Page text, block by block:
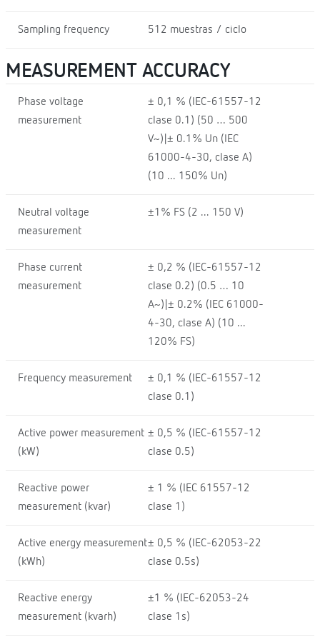
Sampling frequency 512 muestras / ciclo
MEASUREMENT ACCURACY
Phase voltage
measurement
± 0,1 % (IEC-61557-12
clase 0.1) (50 … 500
V~)|± 0.1% Un (IEC
61000-4-30, clase A)
(10 ... 150% Un)
Neutral voltage
measurement
±1% FS (2 ... 150 V)
Phase current
measurement
± 0,2 % (IEC-61557-12
clase 0.2) (0.5 … 10
A~)|± 0.2% (IEC 61000-
4-30, clase A) (10 ...
120% FS)
Frequency measurement
± 0,1 % (IEC-61557-12
clase 0.1)
Active power measurement
(kW)
± 0,5 % (IEC-61557-12
clase 0.5)
Reactive power
measurement (kvar)
± 1 % (IEC 61557-12
clase 1)
Active energy measurement
(kWh)
± 0,5 % (IEC-62053-22
clase 0.5s)
Reactive energy
measurement (kvarh)
±1 % (IEC-62053-24
clase 1s)